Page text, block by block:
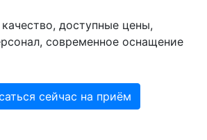
доступные цены,
современное оснащение
сейчас на приём